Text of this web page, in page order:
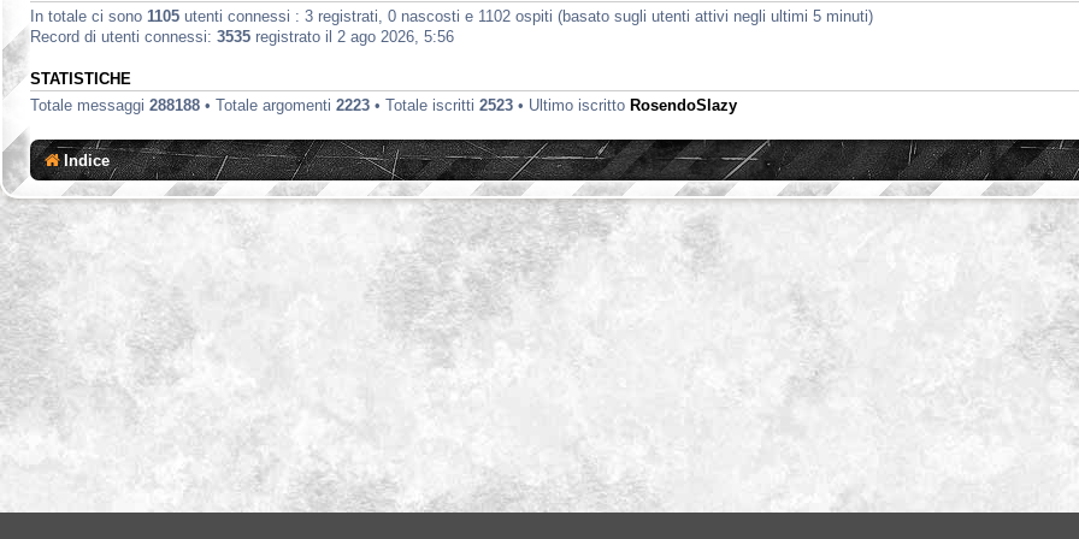
In totale ci sono 1105 utenti connessi : 3 registrati, 0 nascosti e 1102 ospiti (basato sugli utenti attivi negli ultimi 5 minuti)
Record di utenti connessi: 3535 registrato il 2 ago 2026, 5:56
STATISTICHE
Totale messaggi 288188 • Totale argomenti 2223 • Totale iscritti 2523 • Ultimo iscritto RosendoSlazy
Indice